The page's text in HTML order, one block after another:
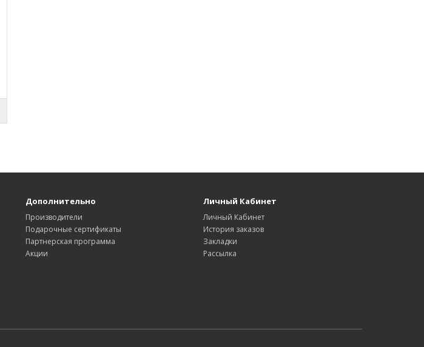
Дополнительно
Производители
Подарочные сертификаты
Партнерская программа
Акции
Личный Кабинет
Личный Кабинет
История заказов
Закладки
Рассылка